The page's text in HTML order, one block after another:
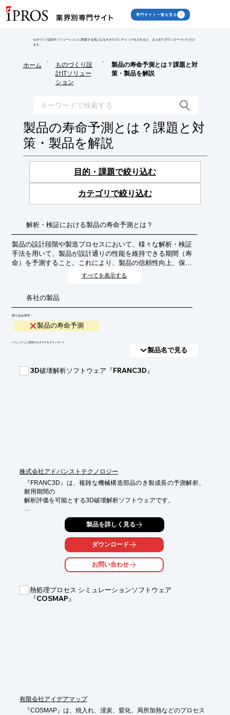
専門サイト一覧を見る
ものづくり設計ITソリューションに関連する気になるカタログにチェックを入れると、まとめてダウンロードいただけ
ます。
ホーム
>
ものづくり設
計ITソリュー
ション
>
製品の寿命予測とは？課題と対
策・製品を解説
製品の寿命予測とは？課題と対
策・製品を解説
目的・課題で絞り込む
カテゴリで絞り込む
解析・検証における製品の寿命予測とは？
製品の設計段階や製造プロセスにおいて、様々な解析・検証
手法を用いて、製品が設計通りの性能を維持できる期間（寿
命）を予測すること。これにより、製品の信頼性向上、保守
コストの最適化、そして予期せぬ故障によるリスク低減を目
すべてを表示する
各社の製品
絞り込み条件：
製品の寿命予測
​▼チェックした製品のカタログをダウンロード
製品名で見る
3D破壊解析ソフトウェア『FRANC3D』
株式会社アドバンストテクノロジー
『FRANC3D』は、複雑な機械構造部品のき裂成長の予測解析、
耐用期間の
解析評価を可能とする3D破壊解析ソフトウェアです。
コンポーネントの形状、局所負荷条件、および進展するき裂形状
制限はなく複雑さを問いません。
また、汎用の有限要素(FE)解析プログラムと組み合わせて使用す
設計されており、現在のところANSYS、ABAQUS、および
商用プログラムとのインターフェースがサポートされています。
【特長】
製品を詳しく見る
ダウンロード
お問い合わせ
熱処理プロセス シミュレーションソフトウェア
『COSMAP』
有限会社アイデアマップ
『COSMAP』は、焼入れ、浸炭、窒化、局所加熱などのプロセス